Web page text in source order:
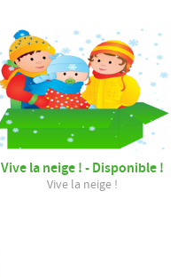
Vive la neige ! - Disponible !
Vive la neige !